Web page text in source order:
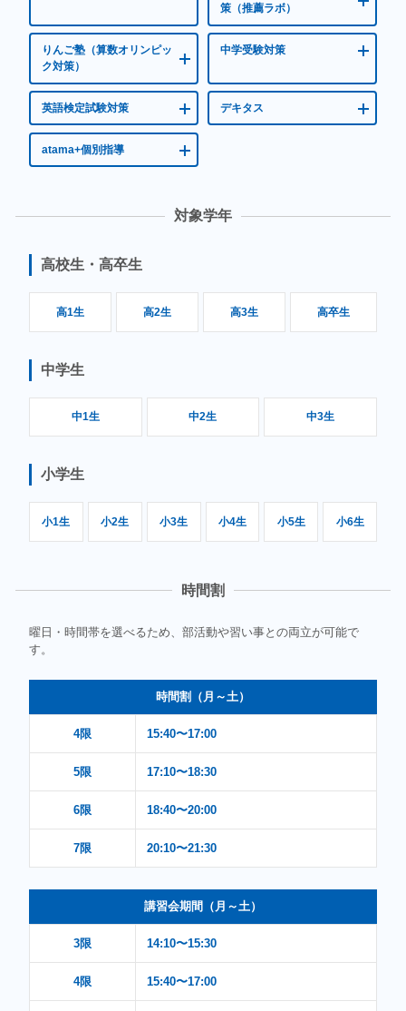
無料体験のお申込みはコチラ から
策（推薦ラボ）
りんご塾（算数オリンピッ
ク対策）
中学受験対策
英語検定試験対策 デキタス
atama+個別指導
対象学年
高校生・高卒生
高1生 高2生 高3生 高卒生
中学生
中1生 中2生 中3生
小学生
小1生 小2生 小3生 小4生 小5生 小6生
時間割
曜日・時間帯を選べるため、部活動や習い事との両立が可能で
す。
時間割（月～土）
4限 15:40〜17:00
5限 17:10〜18:30
6限 18:40〜20:00
7限 20:10〜21:30
講習会期間（月～土）
3限 14:10〜15:30
4限 15:40〜17:00